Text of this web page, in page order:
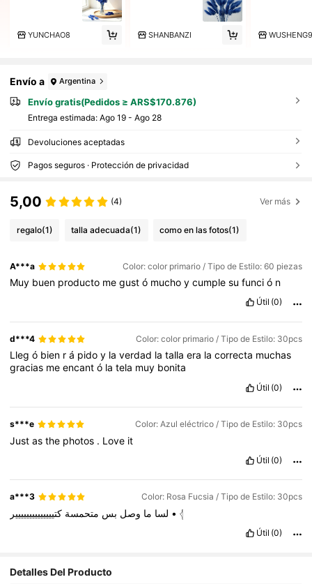
YUNCHAO8 SHANBANZI WUSHENG9
Envío a Argentina
Envío gratis(Pedidos ≥ ARS$170.876)
Entrega estimada: Ago 19 - Ago 28
Devoluciones aceptadas
Pagos seguros · Protección de privacidad
5,00 (4) Ver más
regalo(1) talla adecuada(1) como en las fotos(1)
A***a Color: color primario / Tipo de Estilo: 60 piezas
Muy buen producto megustó muchoycumplesufunció n
Útil (0)
d***4 Color: color primario / Tipo de Estilo: 30pcs
Llegó bien rá pidoy laverdad latallaera lacorrecta muchas
gracias meencantó latela muy bonita
Útil (0)
s***e Color: Azul eléctrico / Tipo de Estilo: 30pcs
Justasthe photos . Love it
Útil (0)
a***3 Color: Rosa Fucsia / Tipo de Estilo: 30pcs
لسا ما وصل بس متحمسة •𓂆
Útil (0)
Detalles Del Producto